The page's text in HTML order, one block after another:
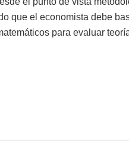
que el economista debe
para evaluar